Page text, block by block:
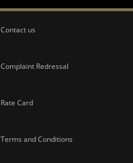
Contact us
Complaint Redressal
Rate Card
Terms and Conditions